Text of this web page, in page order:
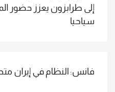
إلى طرابزون يعزز حضور
سياحيا
فانس: النظام في إيران